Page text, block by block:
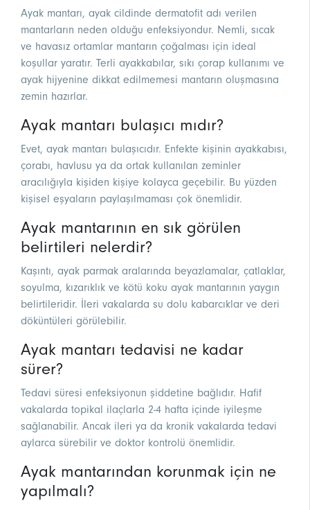
Ayak mantarı, ayak cildinde dermatofit adı verilen
mantarların neden olduğu enfeksiyondur. Nemli, sıcak
ve havasız ortamlar mantarın çoğalması için ideal
koşullar yaratır. Terli ayakkabılar, sıkı çorap kullanımı ve
ayak hijyenine dikkat edilmemesi mantarın oluşmasına
zemin hazırlar.
Ayak mantarı bulaşıcı mıdır?
Evet, ayak mantarı bulaşıcıdır. Enfekte kişinin ayakkabısı,
çorabı, havlusu ya da ortak kullanılan zeminler
aracılığıyla kişiden kişiye kolayca geçebilir. Bu yüzden
kişisel eşyaların paylaşılmaması çok önemlidir.
Ayak mantarının en sık görülen
belirtileri nelerdir?
Kaşıntı, ayak parmak aralarında beyazlamalar, çatlaklar,
soyulma, kızarıklık ve kötü koku ayak mantarının yaygın
belirtileridir. İleri vakalarda su dolu kabarcıklar ve deri
döküntüleri görülebilir.
Ayak mantarı tedavisi ne kadar
sürer?
Tedavi süresi enfeksiyonun şiddetine bağlıdır. Hafif
vakalarda topikal ilaçlarla 2-4 hafta içinde iyileşme
sağlanabilir. Ancak ileri ya da kronik vakalarda tedavi
aylarca sürebilir ve doktor kontrolü önemlidir.
Ayak mantarından korunmak için ne
yapılmalı?